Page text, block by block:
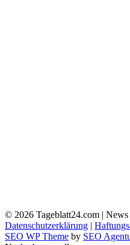
© 2026 Tageblatt24.com |
Datenschutzerklärung |
SEO WP Theme by SEO